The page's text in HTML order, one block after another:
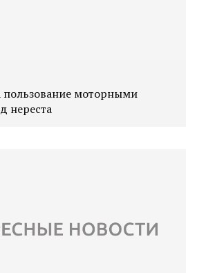
пользование моторными
нереста